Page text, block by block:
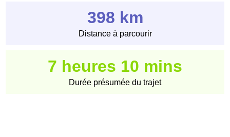
398 km
Distance à parcourir
7 heures 10 mins
Durée présumée du trajet